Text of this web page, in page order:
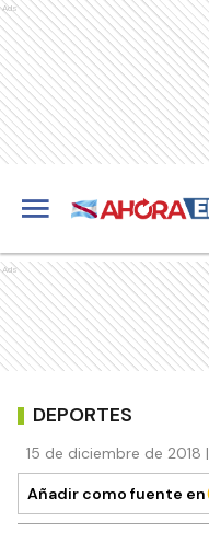
Ads
Ads
DEPORTES
15 de diciembre de 2018
Añadir como fuente en